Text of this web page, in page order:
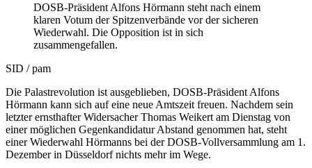
DOSB-Präsident Alfons Hörmann steht nach einem
klaren Votum der Spitzenverbände vor der sicheren
Wiederwahl. Die Opposition ist in sich
zusammengefallen.
SID / pam
Die Palastrevolution ist ausgeblieben, DOSB-Präsident Alfons
Hörmann kann sich auf eine neue Amtszeit freuen. Nachdem sein
letzter ernsthafter Widersacher Thomas Weikert am Dienstag von
einer möglichen Gegenkandidatur Abstand genommen hat, steht
einer Wiederwahl Hörmanns bei der DOSB-Vollversammlung am 1.
Dezember in Düsseldorf nichts mehr im Wege.